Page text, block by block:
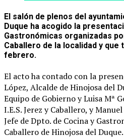
El salón de plenos del
Duque ha acogido la
Gastronómicas organizadas
Caballero de la localidad y que
febrero.
El acto ha contado con la
López, Alcalde de Hinojosa del
Equipo de Gobierno y Luisa Mª
I.E.S. Jerez y Caballero, y
Jefe de Dpto. de Cocina y
Caballero de Hinojosa del Duque.